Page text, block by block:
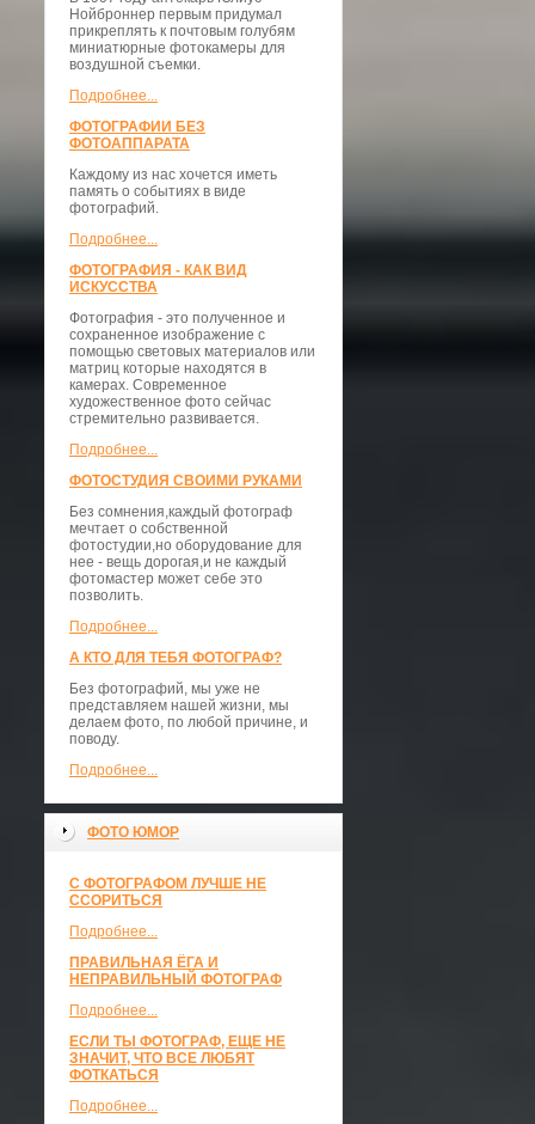
Нойброннер первым придумал
прикреплять к почтовым голубям
миниатюрные фотокамеры для
воздушной съемки.
Подробнее...
ФОТОГРАФИИ БЕЗ
ФОТОАППАРАТА
Каждому из нас хочется иметь
память о событиях в виде
фотографий.
Подробнее...
ФОТОГРАФИЯ - КАК ВИД
ИСКУССТВА
Фотография - это полученное и
сохраненное изображение с
помощью световых материалов или
матриц которые находятся в
камерах. Современное
художественное фото сейчас
стремительно развивается.
Подробнее...
ФОТОСТУДИЯ СВОИМИ РУКАМИ
Без сомнения,каждый фотограф
мечтает о собственной
фотостудии,но оборудование для
нее - вещь дорогая,и не каждый
фотомастер может себе это
позволить.
Подробнее...
А КТО ДЛЯ ТЕБЯ ФОТОГРАФ?
Без фотографий, мы уже не
представляем нашей жизни, мы
делаем фото, по любой причине, и
поводу.
Подробнее...
ФОТО ЮМОР
С ФОТОГРАФОМ ЛУЧШЕ НЕ
ССОРИТЬСЯ
Подробнее...
ПРАВИЛЬНАЯ ЁГА И
НЕПРАВИЛЬНЫЙ ФОТОГРАФ
Подробнее...
ЕСЛИ ТЫ ФОТОГРАФ, ЕЩЕ НЕ
ЗНАЧИТ, ЧТО ВСЕ ЛЮБЯТ
ФОТКАТЬСЯ
Подробнее...